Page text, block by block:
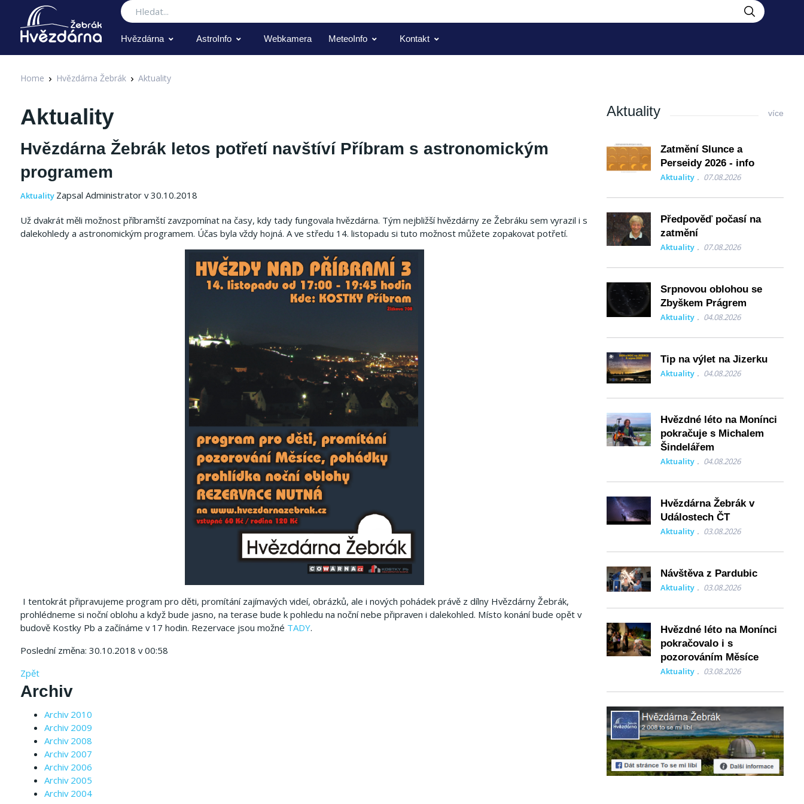
Hledat
Hvězdárna AstroInfo Webkamera MeteoInfo Kontakt
Home Hvězdárna Žebrák Aktuality
Aktuality
Hvězdárna Žebrák letos potřetí navštíví Příbram s astronomickým
programem
Aktuality Zapsal Administrator v 30.10.2018
Už dvakrát měli možnost příbramští zavzpomínat na časy, kdy tady fungovala hvězdárna. Tým nejbližší hvězdárny ze Žebráku sem vyrazil i s
dalekohledy a astronomickým programem. Účas byla vždy hojná. A ve středu 14. listopadu si tuto možnost můžete zopakovat potřetí.
I tentokrát připravujeme program pro děti, promítání zajímavých videí, obrázků, ale i nových pohádek právě z dílny Hvězdárny Žebrák,
prohlédneme si noční oblohu a když bude jasno, na terase bude k pohledu na noční nebe připraven i dalekohled. Místo konání bude opět v
budově Kostky Pb a začínáme v 17 hodin. Rezervace jsou možné TADY.
Poslední změna: 30.10.2018 v 00:58
Zpět
Archiv
Archiv 2010
Archiv 2009
Archiv 2008
Archiv 2007
Archiv 2006
Archiv 2005
Archiv 2004
Aktuality více
Zatmění Slunce a
Perseidy 2026 - info
Aktuality 07.08.2026
Předpověď počasí na
zatmění
Aktuality 07.08.2026
Srpnovou oblohou se
Zbyškem Prágrem
Aktuality 04.08.2026
Tip na výlet na Jizerku
Aktuality 04.08.2026
Hvězdné léto na Monínci
pokračuje s Michalem
Šindelářem
Aktuality 04.08.2026
Hvězdárna Žebrák v
Událostech ČT
Aktuality 03.08.2026
Návštěva z Pardubic
Aktuality 03.08.2026
Hvězdné léto na Monínci
pokračovalo i s
pozorováním Měsíce
Aktuality 03.08.2026